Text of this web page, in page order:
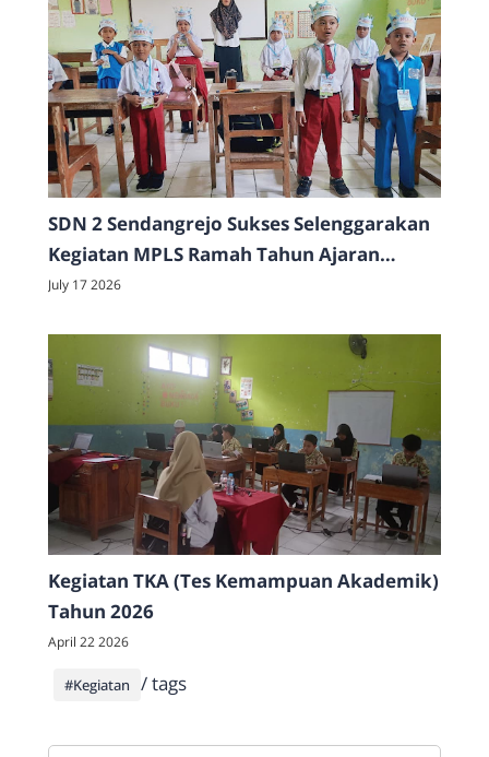
SDN 2 Sendangrejo Sukses Selenggarakan
Kegiatan MPLS Ramah Tahun Ajaran
2026/2027
July 17 2026
Kegiatan TKA (Tes Kemampuan Akademik)
Tahun 2026
April 22 2026
/ tags
#Kegiatan